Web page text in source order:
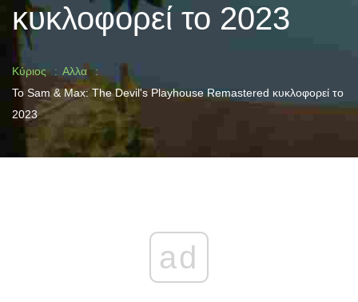
κυκλοφορεί το 2023
Κύριος
Αλλα
Το Sam & Max: The Devil's Playhouse Remastered κυκλοφορεί το
2023
ad